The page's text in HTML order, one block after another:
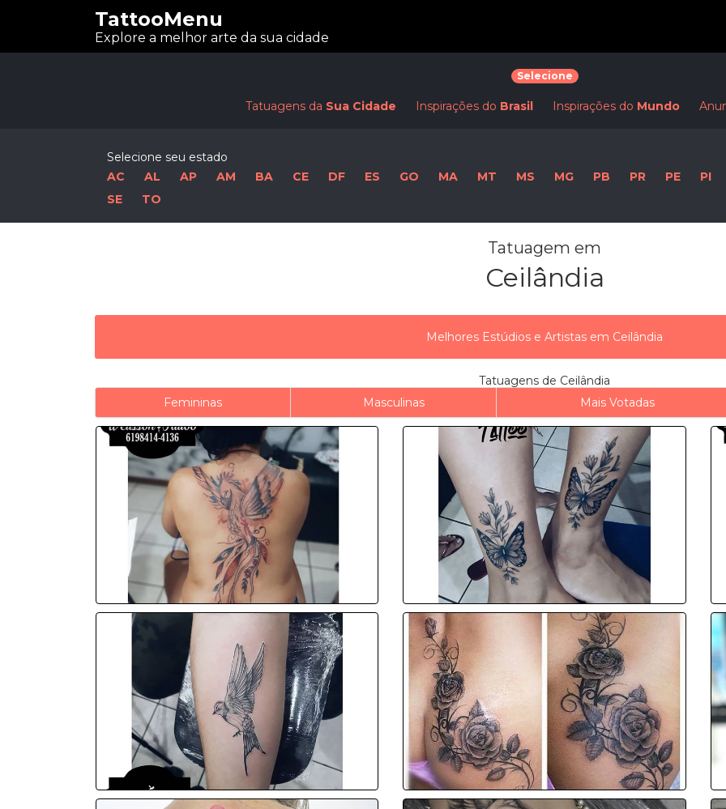
TattooMenu
Explore a melhor arte da sua cidade
Selecione
Tatuagens da Sua Cidade Inspirações do Brasil Inspirações do Mundo
Selecione seu estado
AC
AL AP AM BA CE DF ES GO MA MT MS MG PB PR PE
PI
SE
TO
Tatuagem em
Ceilândia
Melhores Estúdios e Artistas em Ceilândia
Tatuagens de Ceilândia
Femininas
Masculinas Mais Votadas